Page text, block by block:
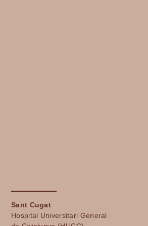
Sant Cugat
Hospital Universitari General